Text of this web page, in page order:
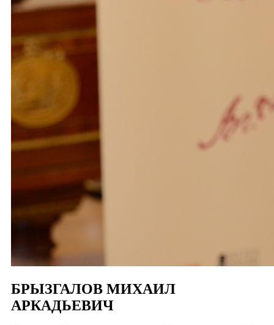
БРЫЗГАЛОВ МИХАИЛ
АРКАДЬЕВИЧ